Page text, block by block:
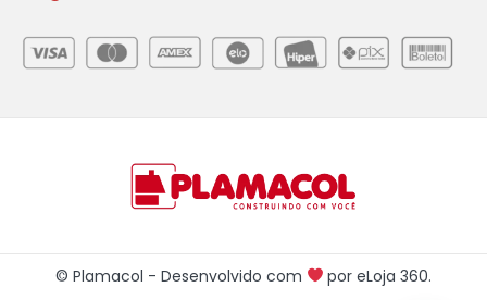
© Plamacol - Desenvolvido com poreLoja 360.